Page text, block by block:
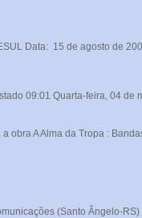
Data: 15 de agosto de
09:01 Quarta-feira, 04 de
obra A Alma da Tropa :
(Santo Ângelo-